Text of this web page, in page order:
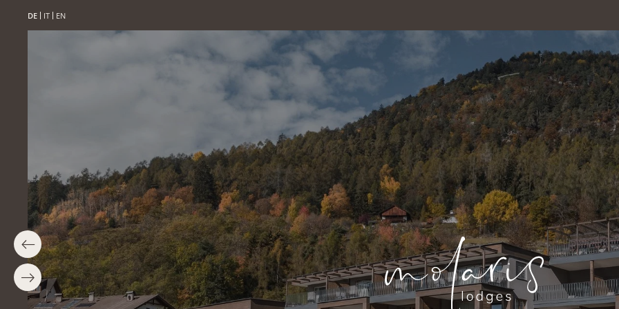
DE IT EN